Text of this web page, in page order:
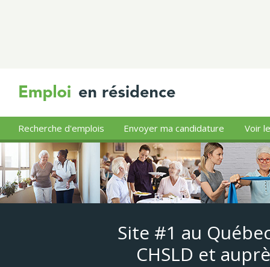
Recherche d'emplois Envoyer ma candidature Voir
Site #1 au
CHSLD et